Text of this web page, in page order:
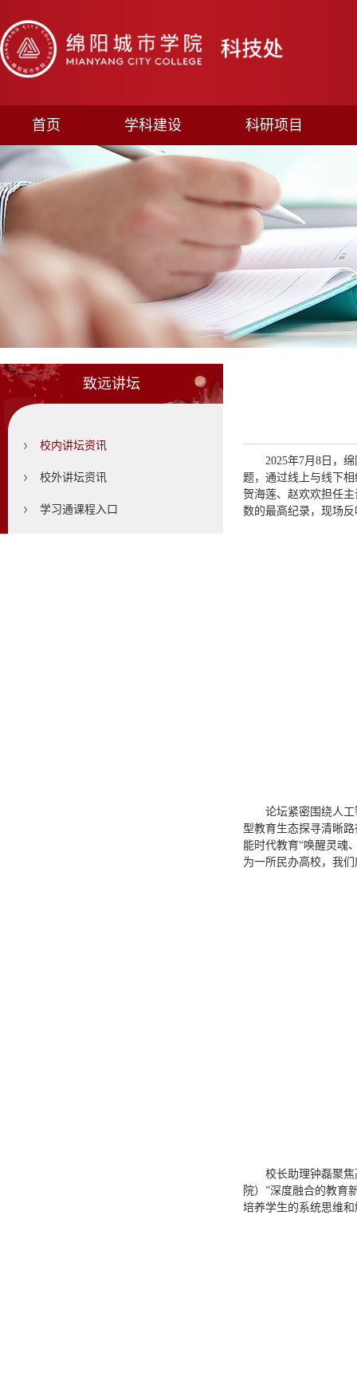
首页 学科建设 科研项目
致远讲坛
校内讲坛资讯
校外讲坛资讯
学习通课程入口
2025年7月8日，
题，通过线上与线下
贺海莲、赵欢欢担任
数的最高纪录，现场
论坛紧密围绕人
型教育生态探寻清晰
能时代教育“唤醒灵魂
为一所民办高校，我
校长助理钟磊聚
院）”深度融合的教育
培养学生的系统思维